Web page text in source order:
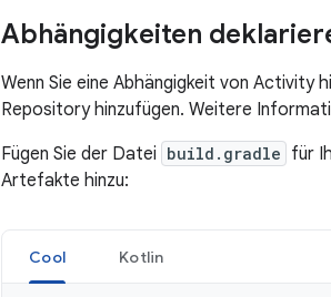
Abhängigkeiten
Wenn Sie eine Abhängigkeit von Activity
Repository hinzufügen. Weitere
Fügen Sie der Datei build.gradle für
Artefakte hinzu:
Cool Kotlin